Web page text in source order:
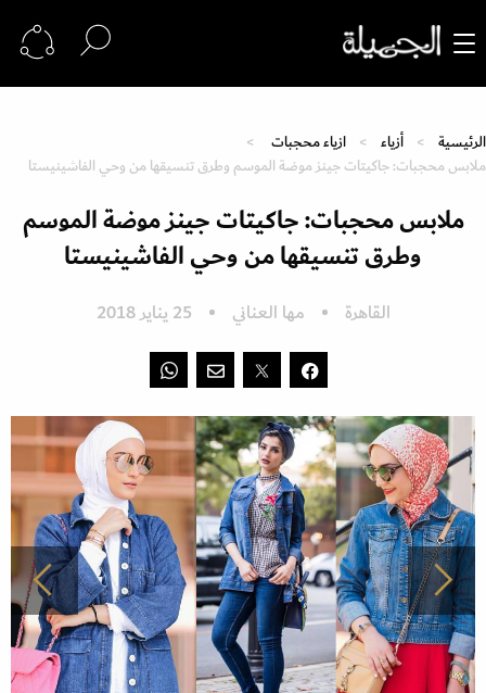
الرئيسية أزياء
ازياء محجبات
ملابس محجبات: جاكيتات جينز موضة الموسم وطرق تنسيقها من وحي الفاشينيستا
ملابس محجبات: جاكيتات جينز موضة الموسم
وطرق تنسيقها من وحي الفاشينيستا
القاهرة مها العناني 25 يناير 2018